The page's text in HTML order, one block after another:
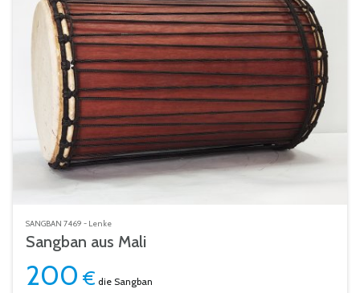
SANGBAN 7469 - Lenke
Sangban aus Mali
200 € die Sangban